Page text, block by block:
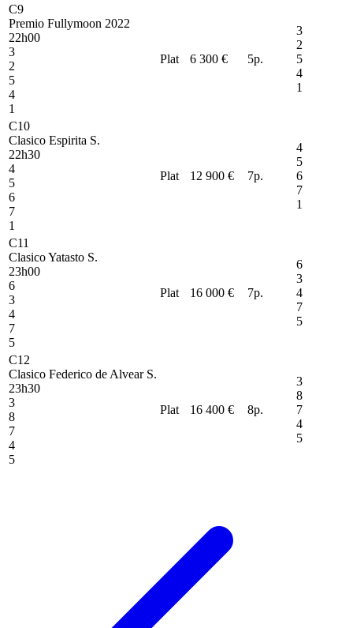
C9
Premio Fullymoon 2022
22h00
3
2
5
4
1
Plat 6 300 € 5p.
3
2
5
4
1
C10
Clasico Espirita S.
22h30
4
5
6
7
1
Plat 12 900 € 7p.
4
5
6
7
1
C11
Clasico Yatasto S.
23h00
6
3
4
7
5
Plat 16 000 € 7p.
6
3
4
7
5
C12
Clasico Federico de Alvear S.
23h30
3
8
7
4
5
Plat 16 400 € 8p.
3
8
7
4
5